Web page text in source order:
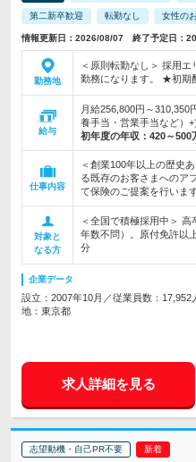
第二新卒歓迎 転勤なし 女性の
情報更新日：2026/08/07 終了予定日：
勤務地
＜原則転勤なし＞ 採用
勤務になります。 ★初期
給与
月給256,800円～310,350
養手当・営業手当など）
初年度の年収： 420～500
仕事内容
＜創業100年以上の歴史
る既存のお客さまへのア
て保険のご提案を行います
対象と
なる方
＜全国で積極採用中＞ 高
年数不問）。原付免許以
分
企業データ
設立：2007年10月／従業員数：17,952
地：東京都
求人詳細を見る
志望動機・自己PR不要